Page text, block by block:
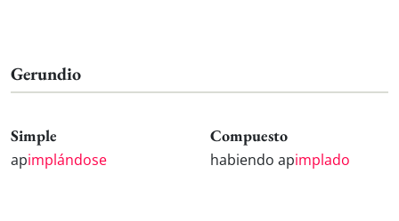
Gerundio
Simple
apimplándose
Compuesto
habiendo apimplado